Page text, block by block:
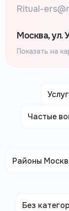
Ritual-
Москва, ул.
Показать на
Частые
Районы
Без